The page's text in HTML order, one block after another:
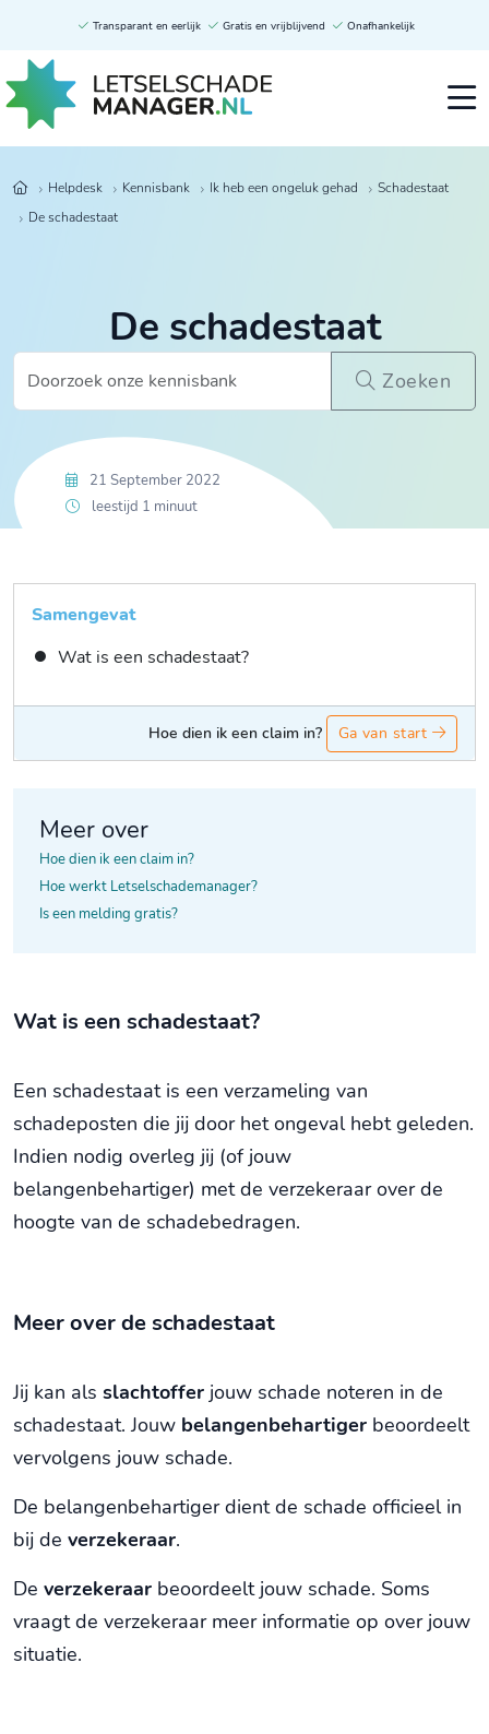
Transparant en eerlijk Gratis en vrijblijvend Onafhankelijk
Helpdesk Kennisbank Ik heb een ongeluk gehad
Schadestaat
De schadestaat
De schadestaat
Zoeken
21 September 2022
leestijd 1 minuut
Samengevat
Wat is een schadestaat?
Hoe dien ik een claim in? Ga van start
Meer over
Hoe dien ik een claim in?
Hoe werkt Letselschademanager?
Is een melding gratis?
Wat is een schadestaat?
Een schadestaat is een verzameling van
schadeposten die jij door het ongeval hebt geleden.
Indien nodig overleg jij (of jouw
belangenbehartiger) met de verzekeraar over de
hoogte van de schadebedragen.
Meer over de schadestaat
Jij kan als slachtoffer jouw schade noteren in de
schadestaat. Jouw belangenbehartiger beoordeelt
vervolgens jouw schade.
De belangenbehartiger dient de schade officieel in
bij de verzekeraar.
De verzekeraar beoordeelt jouw schade. Soms
vraagt de verzekeraar meer informatie op over jouw
situatie.